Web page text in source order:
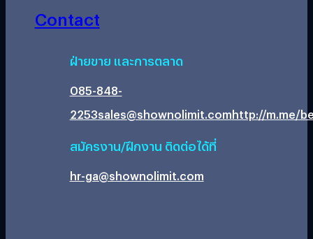
Contact
ฝ่ายขาย และการตลาด
085-848-
2253sales@shownolimit.comhttp://m.me/
สมัครงาน/ฝึกงาน ติดต่อได้ที่
hr-ga@shownolimit.com